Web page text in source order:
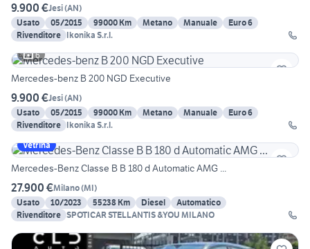
9.900 €Jesi(AN)
Usato
05/2015 99000 Km Metano Manuale
Euro 6
Rivenditore Ikonika S.r.l.
6
Mercedes-benz B 200 NGD Executive
9.900 €Jesi(AN)
Usato
05/2015 99000 Km Metano Manuale
Euro 6
Rivenditore Ikonika S.r.l.
Vetrina
Mercedes-Benz Classe B B 180 d Automatic AMG ...
27.900 €Milano(MI)
Usato
10/2023 55238 Km Diesel
Automatico
Rivenditore SPOTICAR STELLANTIS &YOU MILANO